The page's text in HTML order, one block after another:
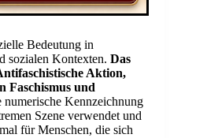
Bedeutung in
sozialen Kontexten. Das
Aktion,
Faschismus und
numerische Kennzeichnung
Szene verwendet und
für Menschen, die sich